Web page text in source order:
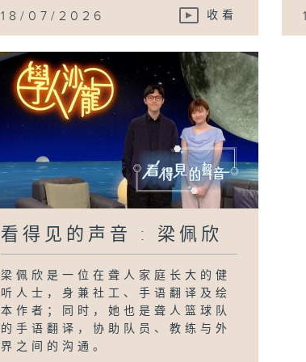
18/07/2026 收看
看得见的声音 : 梁佩欣
梁佩欣是一位在聋人家庭长大的健
听人士，身兼社工、手语翻译及绘
本作者；同时，她也是聋人篮球队
的手语翻译，协助队员、教练与外
界之间的沟通。